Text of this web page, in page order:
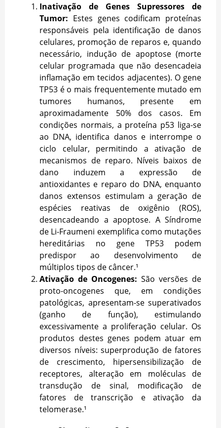
Inativação de Genes Supressores de
Tumor: Estes genes codificam proteínas
responsáveis pela identificação de danos
celulares, promoção de reparos e, quando
necessário, indução de apoptose (morte
celular programada que não desencadeia
inflamação em tecidos adjacentes). O gene
TP53 é o mais frequentemente mutado em
tumores humanos, presente em
aproximadamente 50% dos casos. Em
condições normais, a proteína p53 liga-se
ao DNA, identifica danos e interrompe o
ciclo celular, permitindo a ativação de
mecanismos de reparo. Níveis baixos de
dano induzem a expressão de
antioxidantes e reparo do DNA, enquanto
danos extensos estimulam a geração de
espécies reativas de oxigênio (ROS),
desencadeando a apoptose. A Síndrome
de Li-Fraumeni exemplifica como mutações
hereditárias no gene TP53 podem
predispor ao desenvolvimento de
múltiplos tipos de câncer.¹
Ativação de Oncogenes: São versões de
proto-oncogenes que, em condições
patológicas, apresentam-se superativados
(ganho de função), estimulando
excessivamente a proliferação celular. Os
produtos destes genes podem atuar em
diversos níveis: superprodução de fatores
de crescimento, hipersensibilização de
receptores, alteração em moléculas de
transdução de sinal, modificação de
fatores de transcrição e ativação da
telomerase.¹